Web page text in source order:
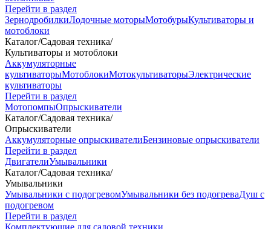
Перейти в раздел
ЗернодробилкиЛодочные моторыМотобурыКультиваторы и
мотоблоки
Каталог/Садовая техника/
Культиваторы и мотоблоки
Аккумуляторные
культиваторыМотоблокиМотокультиваторыЭлектрические
культиваторы
Перейти в раздел
МотопомпыОпрыскиватели
Каталог/Садовая техника/
Опрыскиватели
Аккумуляторные опрыскивателиБензиновые опрыскиватели
Перейти в раздел
ДвигателиУмывальники
Каталог/Садовая техника/
Умывальники
Умывальники с подогревомУмывальники без подогреваДуш с
подогревом
Перейти в раздел
Комплектующие для садовой техники